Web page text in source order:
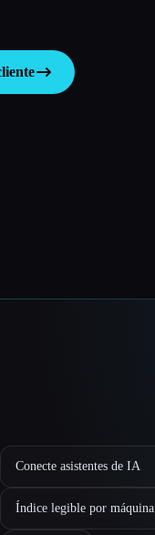
Conecte asistentes de IA
Índice legible por máquina